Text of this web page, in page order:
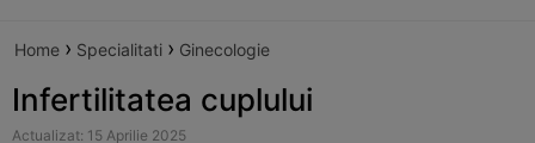
Home › Specialitati › Ginecologie
Infertilitatea cuplului
Actualizat: 15 Aprilie 2025